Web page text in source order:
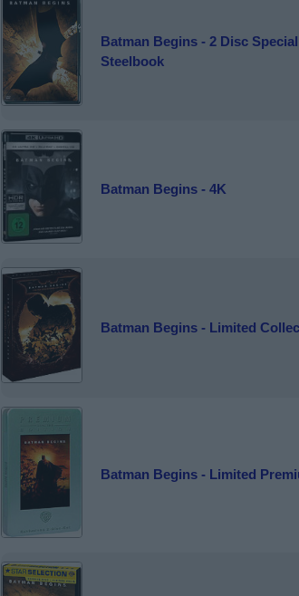
Batman Begins - 2 Disc
Steelbook
Batman Begins - 4K
Batman Begins - Limited
Batman Begins - Limited